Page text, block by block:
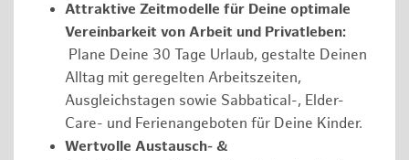
Attraktive Zeitmodelle für Deine optimale
Vereinbarkeit von Arbeit und Privatleben:
Plane Deine 30 Tage Urlaub, gestalte Deinen
Alltag mit geregelten Arbeitszeiten,
Ausgleichstagen sowie Sabbatical-, Elder-
Care- und Ferienangeboten für Deine Kinder.
Wertvolle Austausch- &